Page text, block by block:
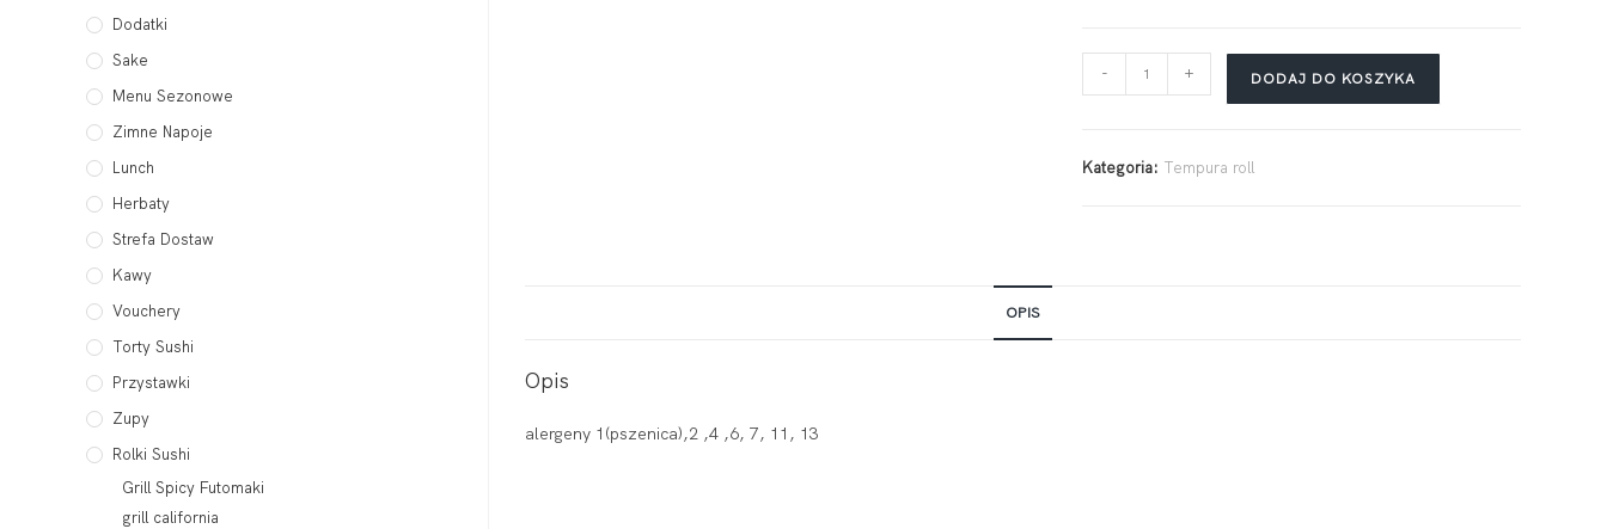
- + DODAJ DO KOSZYKA
Kategoria: Tempura roll
OPIS
Opis
alergeny 1(pszenica),2 ,4 ,6, 7, 11, 13
Dodatki
Sake
Menu Sezonowe
Zimne Napoje
Lunch
Herbaty
Strefa Dostaw
Kawy
Vouchery
Torty Sushi
Przystawki
Zupy
Rolki Sushi
Grill Spicy Futomaki
grill california